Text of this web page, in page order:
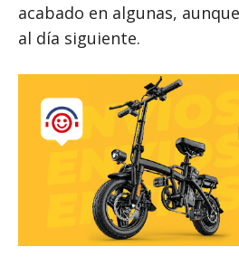
acabado en algunas,
al día siguiente.